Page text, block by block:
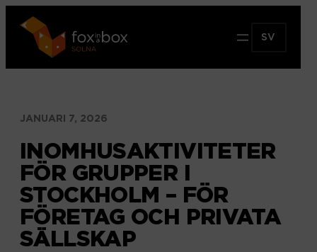
Hoppa
innehåll
SV
JANUARI 7, 2026
INOMHUSAKTIVITETER
FÖR GRUPPER I
STOCKHOLM – FÖR
FÖRETAG OCH PRIVATA
SÄLLSKAP